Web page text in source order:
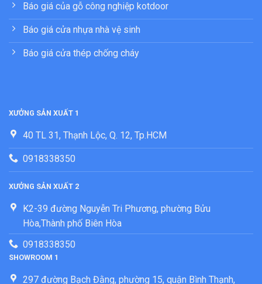
Báo giá của gỗ công nghiệp kotdoor
Báo giá cửa nhựa nhà vệ sinh
Báo giá cửa thép chống cháy
XƯỞNG SẢN XUẤT 1
40 TL 31, Thạnh Lộc, Q. 12, Tp.HCM
0918338350
XƯỞNG SẢN XUẤT 2
K2-39 đường Nguyễn Tri Phương, phường Bửu
Hòa,Thành phố Biên Hòa
0918338350
SHOWROOM 1
297 đường Bạch Đằng, phường 15, quận Bình Thạnh,